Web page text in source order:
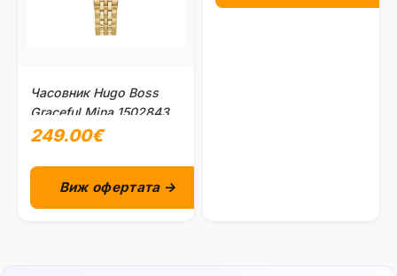
Часовник Hugo Boss
Graceful Mina 1502843
249.00€
Виж офертата →